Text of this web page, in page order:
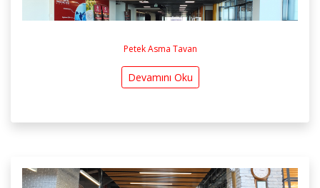
Petek Asma Tavan
Devamını Oku